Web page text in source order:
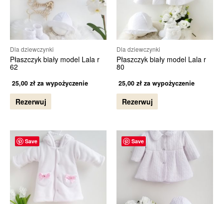
Dla dziewczynki
Płaszczyk biały model Lala r
62
25,00 zł za wypożyczenie
Rezerwuj
Dla dziewczynki
Płaszczyk biały model Lala r
80
25,00 zł za wypożyczenie
Rezerwuj
Save Save